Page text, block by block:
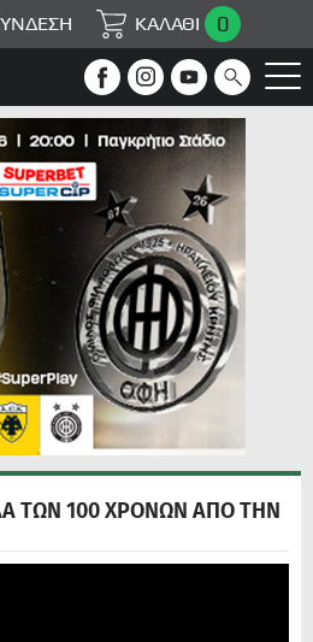
ΚΑΛΑΘΙ 0
ΤΩΝ 100 ΧΡΟΝΩΝ ΑΠΟ ΤΗΝ